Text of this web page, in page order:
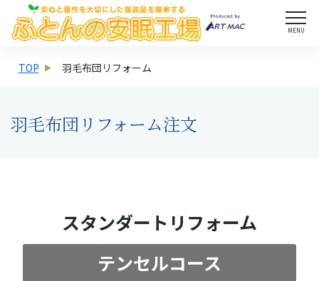
MENU
TOP 羽毛布団リフォーム
羽毛布団リフォーム注文
スタンダートリフォーム
テンセルコース